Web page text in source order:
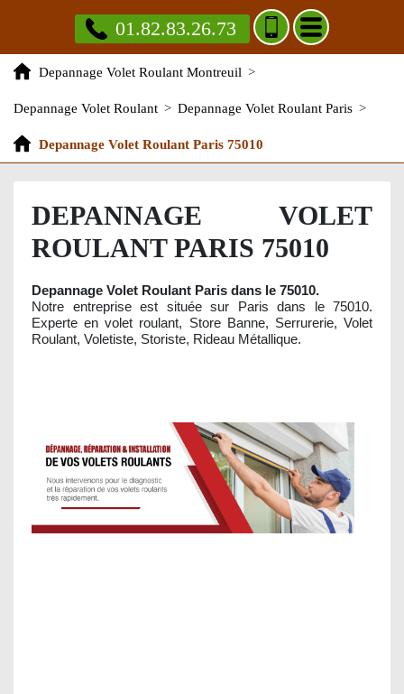
01.82.83.26.73
Depannage Volet Roulant Montreuil >
Depannage Volet Roulant > Depannage Volet Roulant Paris >
Depannage Volet Roulant Paris 75010
DEPANNAGE VOLET
ROULANT PARIS 75010
Depannage Volet Roulant Paris dans le 75010.
Notre entreprise est située sur Paris dans le 75010.
Experte en volet roulant, Store Banne, Serrurerie, Volet
Roulant, Voletiste, Storiste, Rideau Métallique.